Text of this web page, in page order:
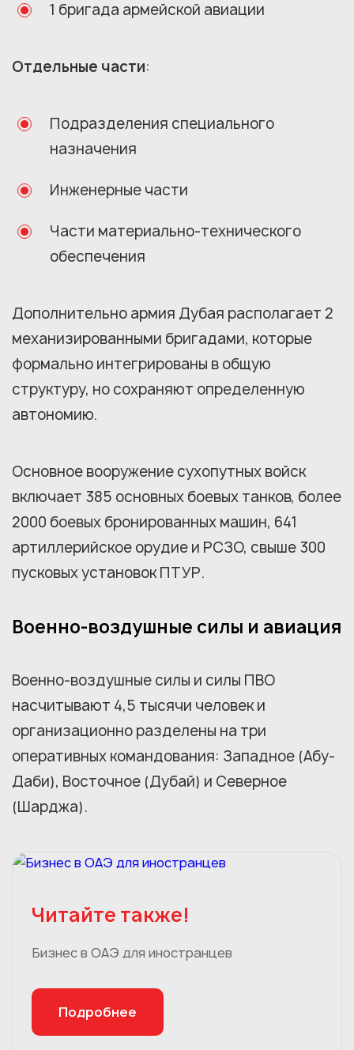
1 бригада армейской авиации
Отдельные части:
Подразделения специального
назначения
Инженерные части
Части материально-технического
обеспечения
Дополнительно армия Дубая располагает 2
механизированными бригадами, которые
формально интегрированы в общую
структуру, но сохраняют определенную
автономию.
Основное вооружение сухопутных войск
включает 385 основных боевых танков, более
2000 боевых бронированных машин, 641
артиллерийское орудие и РСЗО, свыше 300
пусковых установок ПТУР.
Военно-воздушные силы и авиация
Военно-воздушные силы и силы ПВО
насчитывают 4,5 тысячи человек и
организационно разделены на три
оперативных командования: Западное (Абу-
Даби), Восточное (Дубай) и Северное
(Шарджа).
Читайте также!
Бизнес в ОАЭ для иностранцев
Подробнее